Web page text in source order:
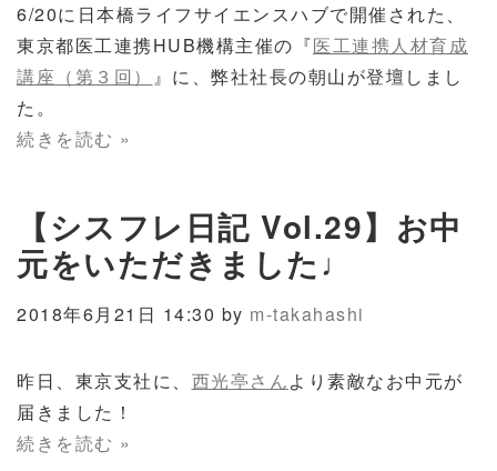
6/20に日本橋ライフサイエンスハブで開催された、
東京都医工連携HUB機構主催の『医工連携人材育成
講座（第３回）
』に、弊社社長の朝山が登壇しまし
た。
続きを読む »
【シスフレ日記 Vol.29】お中
元をいただきました♩
2018年6月21日 14:30 by m-takahashi
昨日、東京支社に、 西光亭さんより素敵なお中元が
届きました！
続きを読む »